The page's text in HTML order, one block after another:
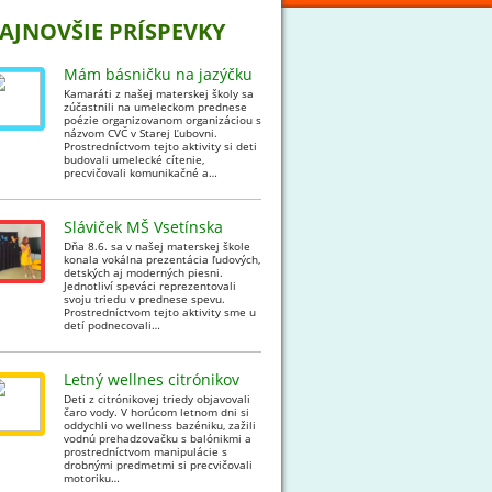
PRÍSPEVKY
Mám básničku na jazýčku
Kamaráti z našej materskej školy sa
zúčastnili na umeleckom prednese
poézie organizovanom organizáciou s
názvom CVČ v Starej Ľubovni.
Prostredníctvom tejto aktivity si deti
budovali umelecké cítenie,
precvičovali komunikačné a…
Sláviček MŠ Vsetínska
Dňa 8.6. sa v našej materskej škole
konala vokálna prezentácia ľudových,
detských aj moderných piesni.
Jednotliví speváci reprezentovali
svoju triedu v prednese spevu.
Prostredníctvom tejto aktivity sme u
detí podnecovali…
Letný wellnes citrónikov
Deti z citrónikovej triedy objavovali
čaro vody. V horúcom letnom dni si
oddychli vo wellness bazéniku, zažili
vodnú prehadzovačku s balónikmi a
prostredníctvom manipulácie s
drobnými predmetmi si precvičovali
motoriku…